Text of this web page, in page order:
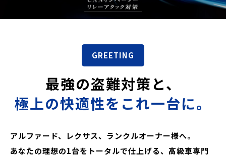
GREETING
最強の盗難対策と、
極上の快適性をこれ一台に。
アルファード、レクサス、ランクルオーナー様へ。
あなたの理想の1台をトータルで仕上げる、高級車専門